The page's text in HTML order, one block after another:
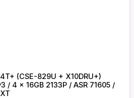
(CSE-829U + X10DRU+)
/ 4 x 16GB 2133P / ASR 71605 /